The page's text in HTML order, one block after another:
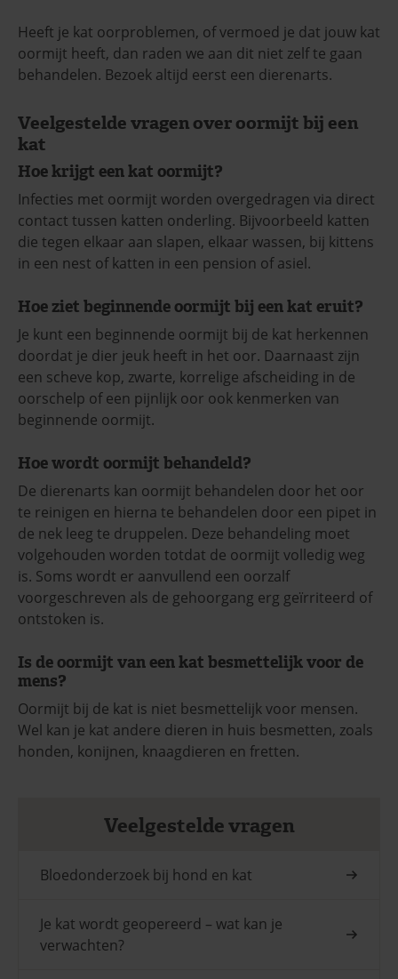
Heeft je kat oorproblemen, of vermoed je dat jouw kat
oormijt heeft, dan raden we aan dit niet zelf te gaan
behandelen. Bezoek altijd eerst een dierenarts.
Veelgestelde vragen over oormijt bij een
kat
Hoe krijgt een kat oormijt?
Infecties met oormijt worden overgedragen via direct
contact tussen katten onderling. Bijvoorbeeld katten
die tegen elkaar aan slapen, elkaar wassen, bij kittens
in een nest of katten in een pension of asiel.
Hoe ziet beginnende oormijt bij een kat eruit?
Je kunt een beginnende oormijt bij de kat herkennen
doordat je dier jeuk heeft in het oor. Daarnaast zijn
een scheve kop, zwarte, korrelige afscheiding in de
oorschelp of een pijnlijk oor ook kenmerken van
beginnende oormijt.
Hoe wordt oormijt behandeld?
De dierenarts kan oormijt behandelen door het oor
te reinigen en hierna te behandelen door een pipet in
de nek leeg te druppelen. Deze behandeling moet
volgehouden worden totdat de oormijt volledig weg
is. Soms wordt er aanvullend een oorzalf
voorgeschreven als de gehoorgang erg geïrriteerd of
ontstoken is.
Is de oormijt van een kat besmettelijk voor de
mens?
Oormijt bij de kat is niet besmettelijk voor mensen.
Wel kan je kat andere dieren in huis besmetten, zoals
honden, konijnen, knaagdieren en fretten.
Veelgestelde vragen
Bloedonderzoek bij hond en kat
Je kat wordt geopereerd – wat kan je
verwachten?